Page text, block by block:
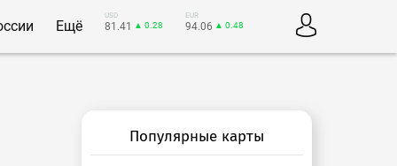
Ещё
USD
81.41 ▲ 0.28
EUR
94.06 ▲ 0.48
Популярные карты